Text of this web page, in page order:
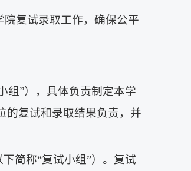
复试录取工作，确保公平
组”），具体负责制定本学
的复试和录取结果负责，并
简称“复试小组”）。复试